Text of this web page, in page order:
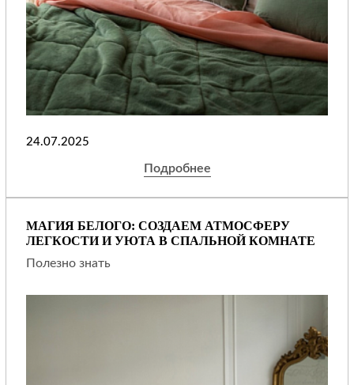
24.07.2025
Подробнее
МАГИЯ БЕЛОГО: СОЗДАЕМ АТМОСФЕРУ
ЛЕГКОСТИ И УЮТА В СПАЛЬНОЙ КОМНАТЕ
Полезно знать